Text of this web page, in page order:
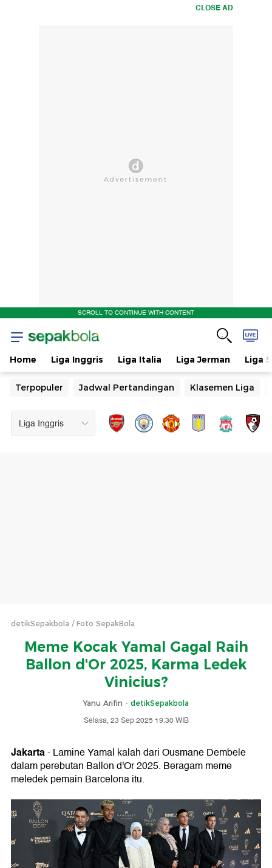
CLOSE AD
SCROLL TO CONTINUE WITH CONTENT
Home Liga Inggris Liga Italia Liga Jerman Liga
Terpopuler Jadwal Pertandingan Klasemen Liga
detikSepakbola Foto SepakBola
Meme Kocak Yamal Gagal Raih
Ballon d'Or 2025, Karma Ledek
Vinicius?
Yanu Arifin - detikSepakbola
Selasa, 23 Sep 2025 19:30 WIB
Jakarta- Lamine Yamal kalah dari Ousmane Dembele
dalam perebutan Ballon d'Or 2025. Beragam meme
meledek pemain Barcelona itu.